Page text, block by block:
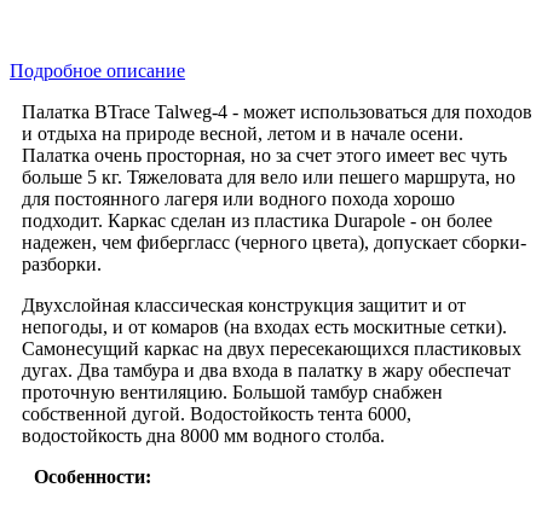
Подробное описание
Палатка BTrace Talweg-4 - может использоваться для походов
и отдыха на природе весной, летом и в начале осени.
Палатка очень просторная, но за счет этого имеет вес чуть
больше 5 кг. Тяжеловата для вело или пешего маршрута, но
для постоянного лагеря или водного похода хорошо
подходит. Каркас сделан из пластика Durapole - он более
надежен, чем фибергласс (черного цвета), допускает сборки-
разборки.
Двухслойная классическая конструкция защитит и от
непогоды, и от комаров (на входах есть москитные сетки).
Самонесущий каркас на двух пересекающихся пластиковых
дугах. Два тамбура и два входа в палатку в жару обеспечат
проточную вентиляцию. Большой тамбур снабжен
собственной дугой. Водостойкость тента 6000,
водостойкость дна 8000 мм водного столба.
Особенности: